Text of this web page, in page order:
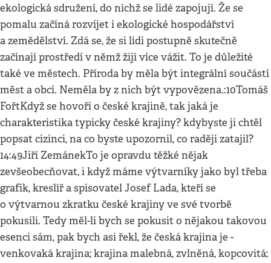
ekologická sdružení, do nichž se lidé zapojují. Že se
pomalu začíná rozvíjet i ekologické hospodářství
a zemědělství. Zdá se, že si lidi postupně skutečně
začínají prostředí v němž žijí více vážit. To je důležité
také ve městech. Příroda by měla být integrální součástí
měst a obcí. Neměla by z nich být vypovězena.:10Tomáš
FořtKdyž se hovoří o české krajině, tak jaká je
charakteristika typicky české krajiny? kdybyste ji chtěl
popsat cizinci, na co byste upozornil, co raději zatajil?
14:49Jiří ZemánekTo je opravdu těžké nějak
zevšeobecňovat, i když máme výtvarníky jako byl třeba
grafik, kreslíř a spisovatel Josef Lada, kteří se
o výtvarnou zkratku české krajiny ve své tvorbě
pokusili. Tedy měl-li bych se pokusit o nějakou takovou
esenci sám, pak bych asi řekl, že česká krajina je -
venkovaká krajina; krajina malebná, zvlněná, kopcovitá;